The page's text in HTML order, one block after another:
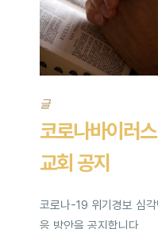
글
코로나바이러
교회 공지
코로나-19 위기경보 심
응 방안을 공지합니다